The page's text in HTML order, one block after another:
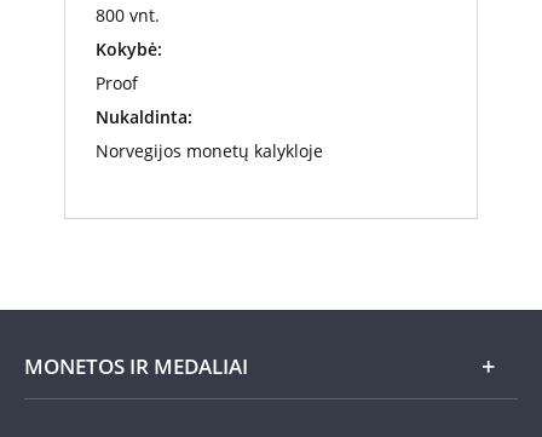
800 vnt.
Kokybė:
Proof
Nukaldinta:
Norvegijos monetų kalykloje
MONETOS IR MEDALIAI